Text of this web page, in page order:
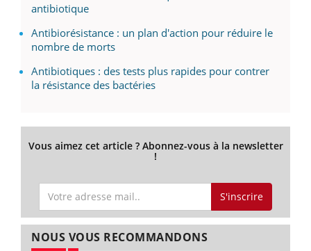
antibiotique
Antibiorésistance : un plan d'action pour réduire le
nombre de morts
Antibiotiques : des tests plus rapides pour contrer
la résistance des bactéries
Vous aimez cet article ? Abonnez-vous à la newsletter
!
S'inscrire
NOUS VOUS RECOMMANDONS